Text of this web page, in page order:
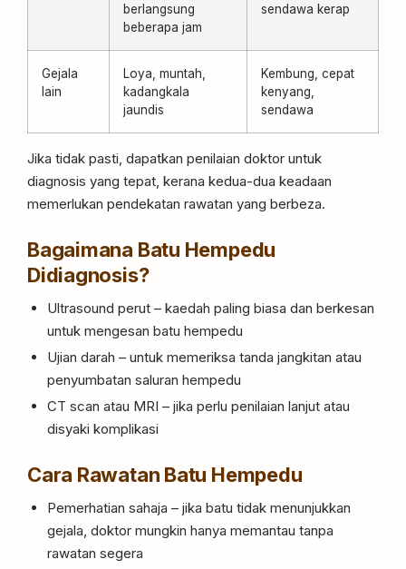
berlangsung
beberapa jam
sendawa kerap
Gejala
lain
Loya, muntah,
kadangkala
jaundis
Kembung, cepat
kenyang,
sendawa
Jika tidak pasti, dapatkan penilaian doktor untuk
diagnosis yang tepat, kerana kedua-dua keadaan
memerlukan pendekatan rawatan yang berbeza.
Bagaimana Batu Hempedu
Didiagnosis?
Ultrasound perut – kaedah paling biasa dan berkesan
untuk mengesan batu hempedu
Ujian darah – untuk memeriksa tanda jangkitan atau
penyumbatan saluran hempedu
CT scan atau MRI – jika perlu penilaian lanjut atau
disyaki komplikasi
Cara Rawatan Batu Hempedu
Pemerhatian sahaja – jika batu tidak menunjukkan
gejala, doktor mungkin hanya memantau tanpa
rawatan segera